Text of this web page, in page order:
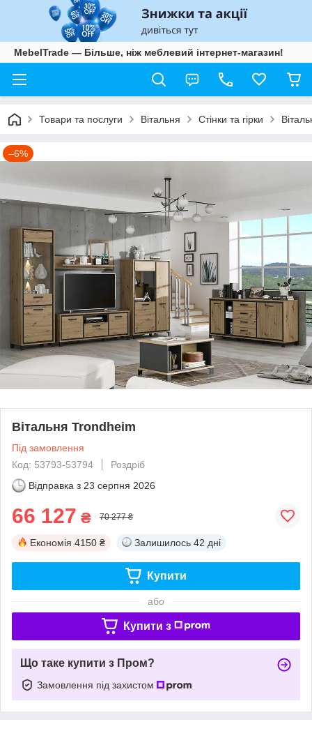
MebelTrade — Більше, ніж меблевий інтернет-магазин!
Товари та послуги Вітальня Стінки та гірки
–6%
Вітальня Trondheim
Під замовлення
Код: 53793-53794
Роздріб
Відправка з 23 серпня 2026
66 127 ₴ 70 277 ₴
Економія 4150 ₴ Залишилось 42 дні
Купити
або
Купити з
Що таке купити з Пром?
Замовлення під захистом